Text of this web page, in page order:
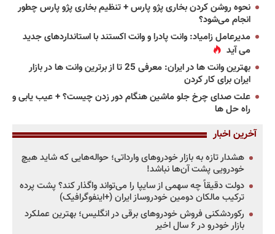
نحوه روشن کردن بخاری پژو پارس + تنظیم بخاری پژو پارس چطور
انجام می‌شود؟
مدیرعامل زامیاد: وانت پادرا و وانت اکستند با استانداردهای جدید
می آید
بهترین وانت ها در ایران: معرفی 25 تا از برترین وانت ها در بازار
ایران برای کار کردن
علت صدای چرخ جلو ماشین هنگام دور زدن چیست؟ + عیب یابی و
راه حل ها
آخرین اخبار
هشدار تازه به بازار خودروهای وارداتی؛ حواله‌هایی که شاید هیچ
خودرویی پشت آن‌ها نباشد!
دولت دقیقاً چه سهمی از سایپا را می‌تواند واگذار کند؟ پشت پرده
ترکیب مالکان دومین خودروساز ایران (+اینفوگرافیک)
رکوردشکنی فروش خودروهای برقی در انگلیس؛ بهترین عملکرد
بازار خودرو در ۶ سال اخیر